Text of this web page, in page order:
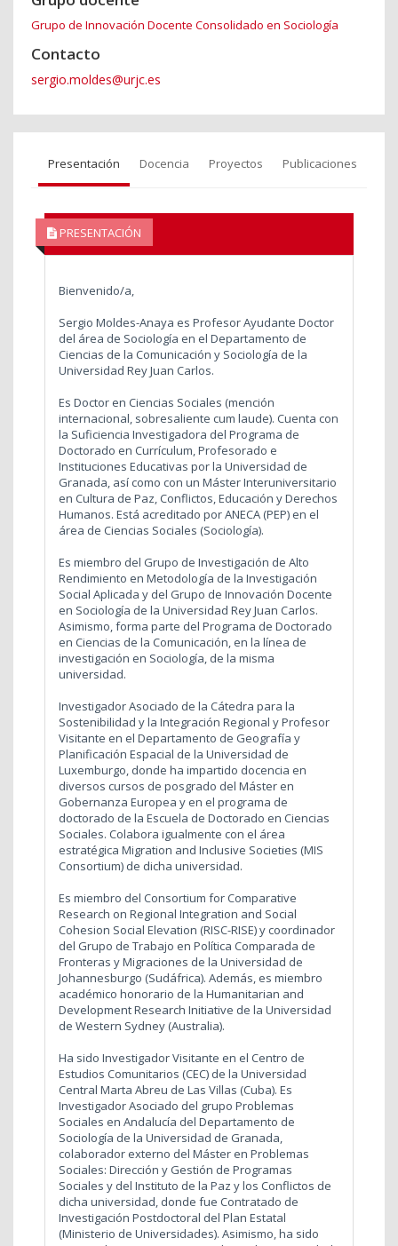
Grupo de Innovación Docente Consolidado en Sociología
Contacto
sergio.moldes@urjc.es
Presentación Docencia Proyectos Publicaciones
PRESENTACIÓN
Bienvenido/a,
Sergio Moldes-Anaya es Profesor Ayudante Doctor
del área de Sociología en el Departamento de
Ciencias de la Comunicación y Sociología de la
Universidad Rey Juan Carlos.
Es Doctor en Ciencias Sociales (mención
internacional, sobresaliente cum laude). Cuenta con
la Suficiencia Investigadora del Programa de
Doctorado en Currículum, Profesorado e
Instituciones Educativas por la Universidad de
Granada, así como con un Máster Interuniversitario
en Cultura de Paz, Conflictos, Educación y Derechos
Humanos. Está acreditado por ANECA (PEP) en el
área de Ciencias Sociales (Sociología).
Es miembro del Grupo de Investigación de Alto
Rendimiento en Metodología de la Investigación
Social Aplicada y del Grupo de Innovación Docente
en Sociología de la Universidad Rey Juan Carlos.
Asimismo, forma parte del Programa de Doctorado
en Ciencias de la Comunicación, en la línea de
investigación en Sociología, de la misma
universidad.
Investigador Asociado de la Cátedra para la
Sostenibilidad y la Integración Regional y Profesor
Visitante en el Departamento de Geografía y
Planificación Espacial de la Universidad de
Luxemburgo, donde ha impartido docencia en
diversos cursos de posgrado del Máster en
Gobernanza Europea y en el programa de
doctorado de la Escuela de Doctorado en Ciencias
Sociales. Colabora igualmente con el área
estratégica Migration and Inclusive Societies (MIS
Consortium) de dicha universidad.
Es miembro del Consortium for Comparative
Research on Regional Integration and Social
Cohesion Social Elevation (RISC-RISE) y coordinador
del Grupo de Trabajo en Política Comparada de
Fronteras y Migraciones de la Universidad de
Johannesburgo (Sudáfrica). Además, es miembro
académico honorario de la Humanitarian and
Development Research Initiative de la Universidad
de Western Sydney (Australia).
Ha sido Investigador Visitante en el Centro de
Estudios Comunitarios (CEC) de la Universidad
Central Marta Abreu de Las Villas (Cuba). Es
Investigador Asociado del grupo Problemas
Sociales en Andalucía del Departamento de
Sociología de la Universidad de Granada,
colaborador externo del Máster en Problemas
Sociales: Dirección y Gestión de Programas
Sociales y del Instituto de la Paz y los Conflictos de
dicha universidad, donde fue Contratado de
Investigación Postdoctoral del Plan Estatal
(Ministerio de Universidades). Asimismo, ha sido